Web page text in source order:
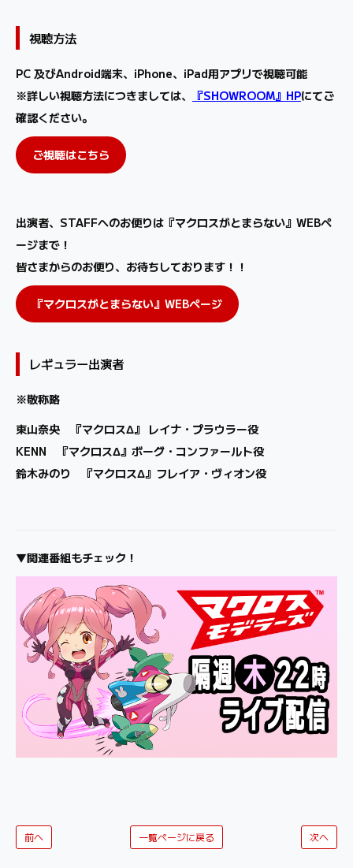
視聴方法
PC 及びAndroid端末、iPhone、iPad用アプリで視聴可能
※詳しい視聴方法につきましては、
『SHOWROOM』HPにてご
確認ください。
ご視聴はこちら
出演者、STAFFへのお便りは『マクロスがとまらない』WEBペ
ージまで！
皆さまからのお便り、お待ちしております！！
『マクロスがとまらない』WEBページ
レギュラー出演者
※敬称略
東山奈央 『マクロスΔ』 レイナ・プラウラー役
KENN 『マクロスΔ』ボーグ・コンファールト役
鈴木みのり 『マクロスΔ』フレイア・ヴィオン役
▼関連番組もチェック！
前へ 一覧ページに戻る 次へ